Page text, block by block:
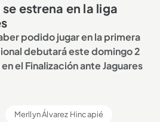
estrena en la liga
podido jugar en la primera
debutará este domingo 2
el Finalización ante Jaguares
Merllyn Álvarez Hincapié